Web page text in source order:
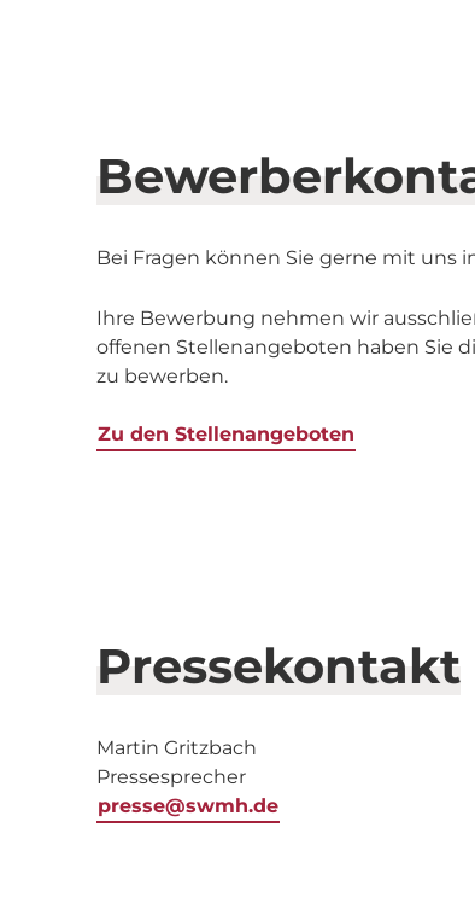
Bei Fragen können Sie gerne mit uns
Ihre Bewerbung nehmen wir
offenen Stellenangeboten haben Sie
zu bewerben.
Zu den Stellenangeboten
Pressekontakt
Martin Gritzbach
Pressesprecher
presse@swmh.de